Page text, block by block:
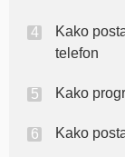
Kako
telefon
Kako
Kako